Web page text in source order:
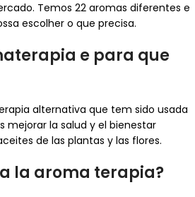
Temos 22 aromas diferentes e
escolher o que precisa.
e para que
alternativa que tem sido usada
mejorar la salud y el bienestar
de las plantas y las flores.
la aroma terapia?